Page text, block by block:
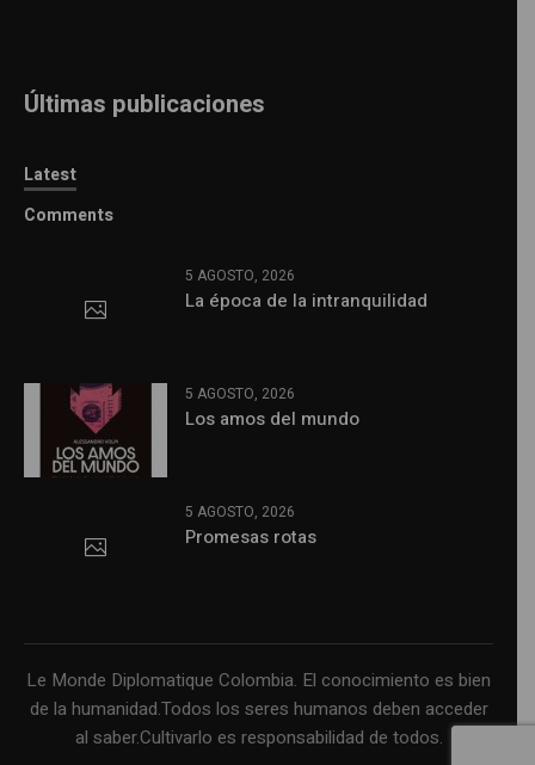
Últimas publicaciones
Latest
Comments
5 AGOSTO, 2026
La época de la intranquilidad
5 AGOSTO, 2026
Los amos del mundo
5 AGOSTO, 2026
Promesas rotas
Le Monde Diplomatique Colombia. El conocimiento es bien
de la humanidad.Todos los seres humanos deben acceder
al saber.Cultivarlo es responsabilidad de todos.